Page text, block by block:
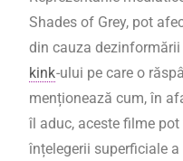
Shades of Grey, pot
din cauza dezinformării
kink-ului pe care o
menționează cum, în
îl aduc, aceste filme
înțelegerii superficiale